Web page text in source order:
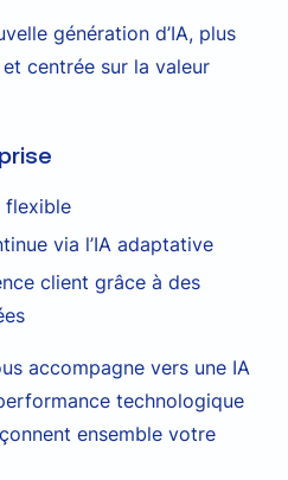
génération d’IA, plus
centrée sur la valeur
flexible
via l’IA adaptative
client grâce à des
accompagne vers une IA
technologique
ensemble votre